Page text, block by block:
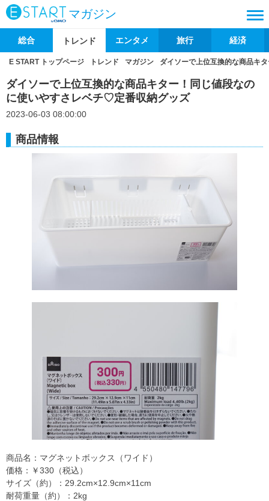
マガジン
総合 トレンド エンタメ 旅行 経済
E START トップページ トレンド マガジン ダイソーで上位互換的な商品キ
ダイソーで上位互換的な商品キター！同じ値段なの
に使いやすさレベチ♡定番収納グッズ
2023-06-03 08:00:00
商品情報
商品名：マグネットボックス（ワイド）
価格：￥330（税込）
サイズ（約）：29.2cm×12.9cm×11cm
耐荷重量（約）：2kg